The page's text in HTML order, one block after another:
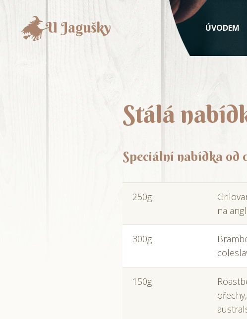
ÚVODEM
Stálá
Speciální nabídka od
250g
na
300g
150g